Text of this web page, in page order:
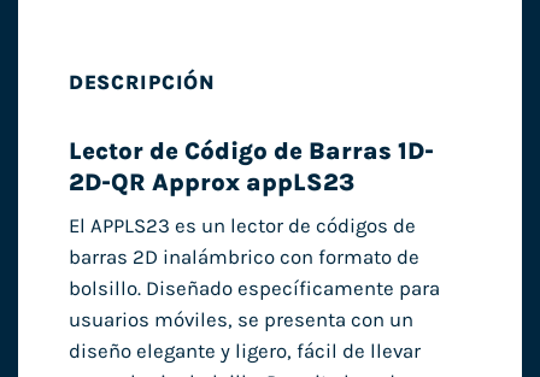
DESCRIPCIÓN
Lector de Código de Barras 1D-
2D-QR Approx appLS23
El APPLS23 es un lector de códigos de
barras 2D inalámbrico con formato de
bolsillo. Diseñado específicamente para
usuarios móviles, se presenta con un
diseño elegante y ligero, fácil de llevar